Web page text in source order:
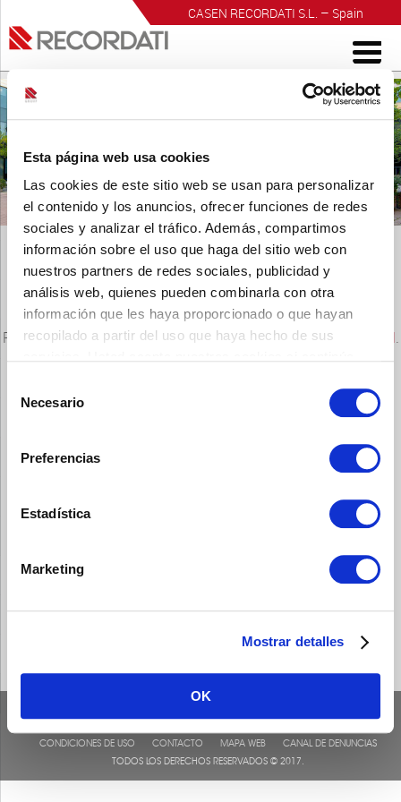
Esta página web usa cookies
Las cookies de este sitio web se usan para personalizar
el contenido y los anuncios, ofrecer funciones de redes
sociales y analizar el tráfico. Además, compartimos
información sobre el uso que haga del sitio web con
nuestros partners de redes sociales, publicidad y
análisis web, quienes pueden combinarla con otra
información que les haya proporcionado o que hayan
recopilado a partir del uso que haya hecho de sus
Necesario
Preferencias
Estadística
Marketing
Mostrar detalles
OK
CASEN RECORDATI S.L. – Spain
Reutri Gotas 10ml
Publicado16 junio, 2021 a las100 × 100enReutri Gotas 10ml.
Complemento alimenticio a base de fermentos lácticos vivos
CONDICIONES DE USO CONTACTO MAPA WEB
CANAL DE DENUNCIAS
TODOS LOS DERECHOS RESERVADOS © 2017.